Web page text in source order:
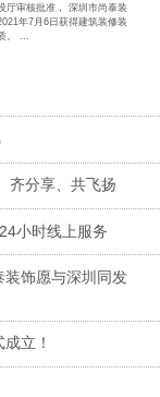
厅审核批准， 深圳市尚泰装
年7月6日获得建筑装修装
。 ...
齐分享、共飞扬
小时线上服务
饰愿与深圳同发
立！